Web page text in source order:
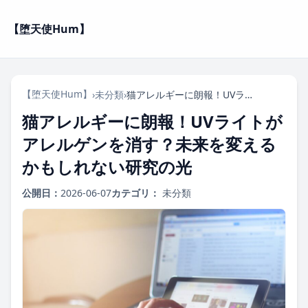
【堕天使Hum】
【堕天使Hum】 ›未分類› 猫アレルギーに朗報！UVライトがアレルゲンを消す？未来を変えるかもしれない研究の光
猫アレルギーに朗報！UVライトが
アレルゲンを消す？未来を変える
かもしれない研究の光
公開日： 2026-06-07カテゴリ： 未分類